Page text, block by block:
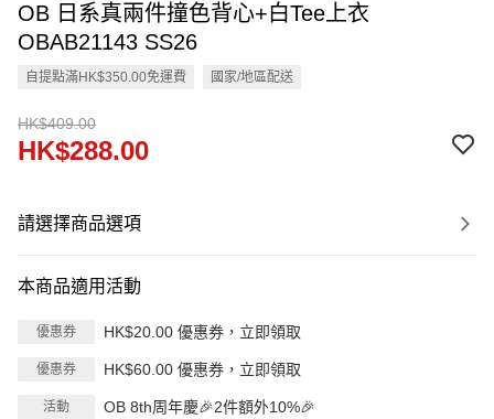
OB 日系真兩件撞色背心+白Tee上衣
OBAB21143 SS26
自提點滿HK$350.00免運費 國家/地區配送
HK$409.00
HK$288.00
請選擇商品選項
本商品適用活動
優惠券 HK$20.00 優惠券，立即領取
優惠券 HK$60.00 優惠券，立即領取
活動 OB 8th周年慶🎉2件額外10%🎉